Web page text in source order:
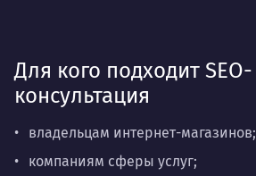
Для кого подходит SEO-
консультация
владельцам интернет-магазинов;
компаниям сферы услуг;